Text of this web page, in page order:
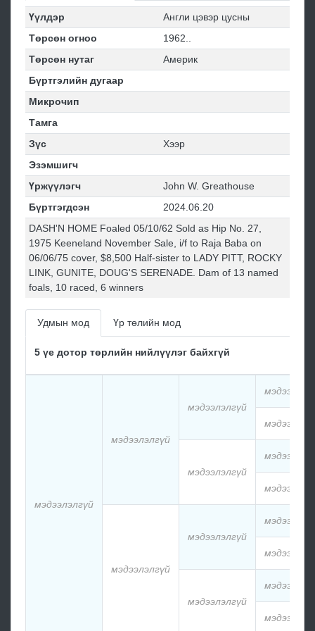
Үүлдэр
Англи цэвэр цусны
Төрсөн огноо
1962..
Төрсөн нутаг
Америк
Бүртгэлийн дугаар
Микрочип
Тамга
Зүс
Хээр
Эзэмшигч
Үржүүлэгч
John W. Greathouse
Бүртгэгдсэн
2024.06.20
DASH'N HOME Foaled 05/10/62 Sold as Hip No. 27,
1975 Keeneland November Sale, i/f to Raja Baba on
06/06/75 cover, $8,500 Half-sister to LADY PITT, ROCKY
LINK, GUNITE, DOUG'S SERENADE. Dam of 13 named
foals, 10 raced, 6 winners
Удмын мод Үр төлийн мод
5 үе дотор төрлийн нийлүүлэг байхгүй
мэдээлэлгүй
мэдээлэлгүй
мэдээлэлгүй
мэдээлэлгүй
мэдээлэлгүй
мэдээлэлгүй
мэдээлэлгүй